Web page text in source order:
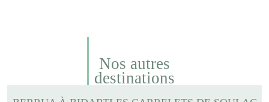
Nos autres
destinations